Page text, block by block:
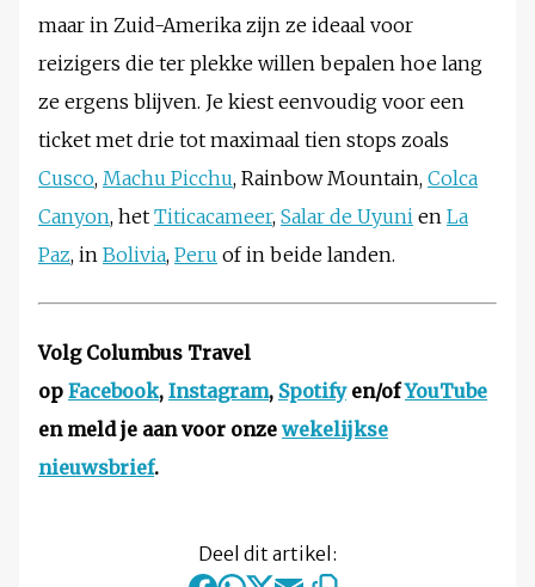
maar in Zuid-Amerika zijn ze ideaal voor
reizigers die ter plekke willen bepalen hoe lang
ze ergens blijven. Je kiest eenvoudig voor een
ticket met drie tot maximaal tien stops zoals
Cusco, Machu Picchu, Rainbow Mountain, Colca
Canyon, het Titicacameer, Salar de Uyuni en La
Paz, in Bolivia, Peru of in beide landen.
Volg Columbus Travel
op Facebook, Instagram, Spotifyen/ofYouTube
en meld je aan voor onze wekelijkse
nieuwsbrief.
Deel dit artikel: